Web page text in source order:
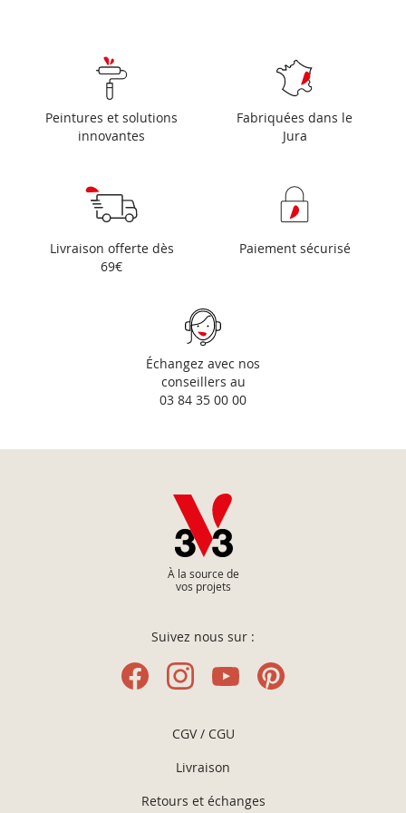
Peintures et solutions
innovantes
Fabriquées dans le
Jura
Livraison offerte dès
69€
Paiement sécurisé
Échangez avec nos
conseillers au
03 84 35 00 00
À la source de
vos projets
Suivez nous sur :
CGV / CGU
Livraison
Retours et échanges